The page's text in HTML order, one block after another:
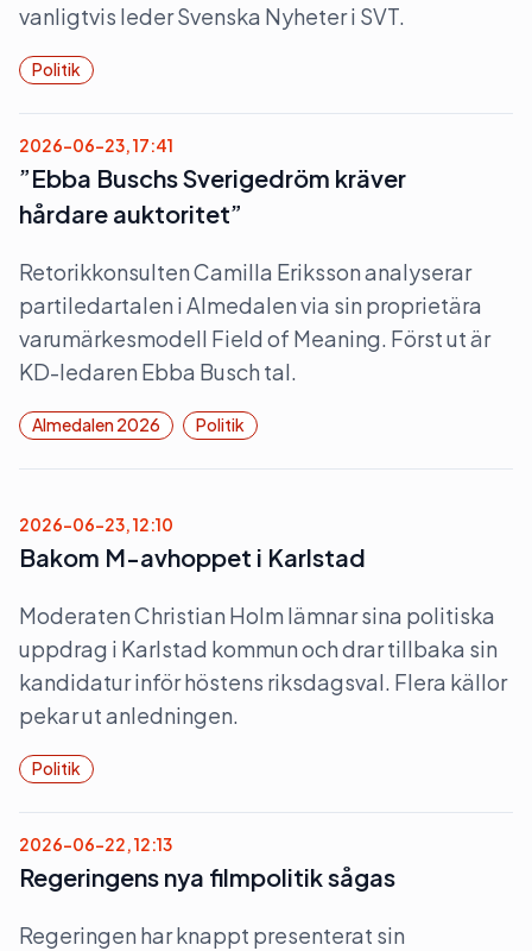
vanligtvis leder Svenska Nyheter i SVT.
Politik
2026-06-23, 17:41
”Ebba Buschs Sverigedröm kräver
hårdare auktoritet”
Retorikkonsulten Camilla Eriksson analyserar
partiledartalen i Almedalen via sin proprietära
varumärkesmodell Field of Meaning. Först ut är
KD-ledaren Ebba Busch tal.
Almedalen 2026 Politik
2026-06-23, 12:10
Bakom M-avhoppet i Karlstad
Moderaten Christian Holm lämnar sina politiska
uppdrag i Karlstad kommun och drar tillbaka sin
kandidatur inför höstens riksdagsval. Flera källor
pekar ut anledningen.
Politik
2026-06-22, 12:13
Regeringens nya filmpolitik sågas
Regeringen har knappt presenterat sin